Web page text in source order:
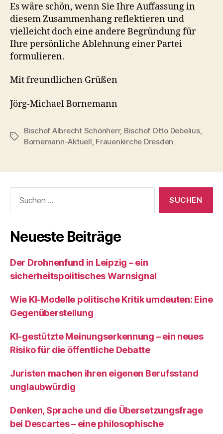
Es wäre schön, wenn Sie Ihre Auffassung in
diesem Zusammenhang reflektieren und
vielleicht doch eine andere Begründung für
Ihre persönliche Ablehnung einer Partei
formulieren.
Mit freundlichen Grüßen
Jörg-Michael Bornemann
Schlagwörter
Bischof Albrecht Schönherr, Bischof Otto Debelius,
Bornemann-Aktuell Frauenkirche Dresden
nach:
Neueste Beiträge
Der Drohnenfund in Leipzig – ein
sicherheitspolitisches Warnsignal
Wie KI‑Modelle politische Kritik umdeuten: Eine
Gegenüberstellung
KI‑gestützte Meinungserkennung – ein neues
Risiko für die öffentliche Debatte
Juristen machen ihren eigenen Berufsstand
unglaubwürdig
Denken, Sprache und die Übersetzungsfrage
bei Descartes – eine philosophische